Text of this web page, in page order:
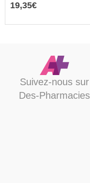
19,35€
Suivez-nous sur
Des-Pharmacies